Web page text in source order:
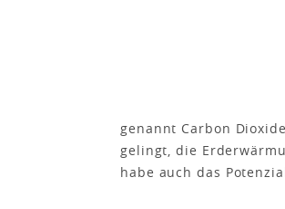
genannt Carbon
gelingt, die
habe auch das